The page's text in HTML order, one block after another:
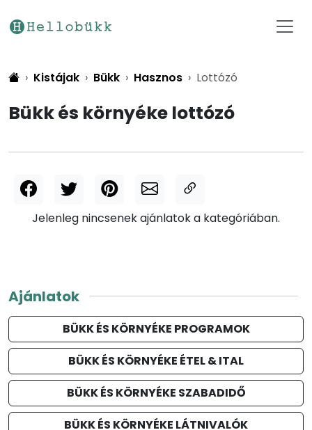
Kistájak Bükk Hasznos Lottózó
Bükk és környéke lottózó
Jelenleg nincsenek ajánlatok a kategóriában.
Ajánlatok
BÜKK ÉS KÖRNYÉKE PROGRAMOK
BÜKK ÉS KÖRNYÉKE ÉTEL & ITAL
BÜKK ÉS KÖRNYÉKE SZABADIDŐ
BÜKK ÉS KÖRNYÉKE LÁTNIVALÓK